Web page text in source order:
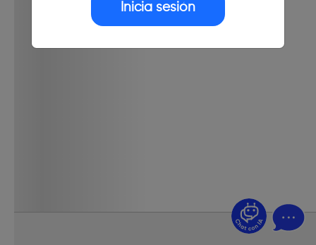
Inicia sesión